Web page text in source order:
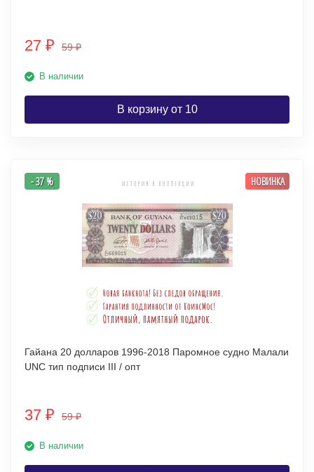
27 ₽ 59₽
В наличии
В корзину от 10
- 37 % НОВИНКА
Гайана 20 долларов 1996-2018 Паромное судно Малали
UNC тип подписи III / опт
37 ₽ 59₽
В наличии